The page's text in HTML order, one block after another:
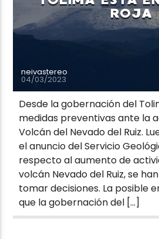
ROJA
neivastereo
04/03/2023
Desde la gobernación del
medidas preventivas ante la
Volcán del Nevado del Ruiz.
el anuncio del Servicio
respecto al aumento de
volcán Nevado del Ruiz, se
tomar decisiones. La posible
que la gobernación del […]